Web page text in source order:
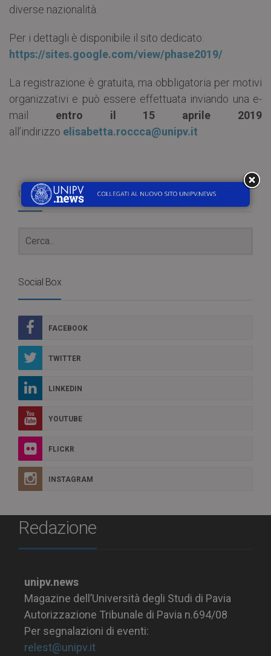
diverse nazionalità.
Per i dettagli è disponibile il sito dedicato:
https://sites.google.com/view/phase2019/
La registrazione è gratuita, ma obbligatoria per motivi
organizzativi e può essere effettuata inviando una e-
mail entro il 15 aprile 2019
all’indirizzo elisabetta.roccca@unipv.it
Cerca
Social Box
FACEBOOK
TWITTER
LINKEDIN
YOUTUBE
FLICKR
INSTAGRAM
Redazione
unipv.news
Magazine dell’Università degli Studi di Pavia
Autorizzazione Tribunale di Pavia n.694/08
Per segnalazioni di eventi:
relest@unipv.it